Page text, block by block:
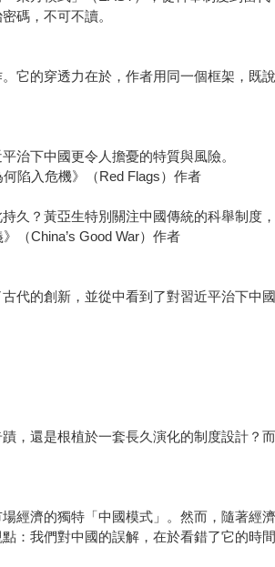
碼，不可不讀。
的穿透力在於，作者用同一個框架，既
治下中國更令人擔憂的特質與風險。
陷入危機》（Red Flags）作者
？黃亞生特別關注中國傳統的科舉制度
（China’s Good War）作者
的創新，並從中看到了對習近平治下中國
，還是根植於一套長久演化的制度設計？
經濟的獨特「中國模式」。然而，隨著經
：我們對中國的誤解，在於看錯了它的時間